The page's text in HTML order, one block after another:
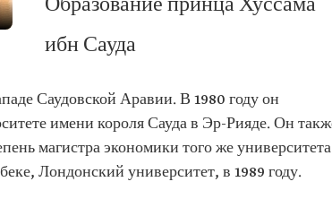
Образование принца Хуссама
ибн Сауда
Саудовской Аравии. В 1980 году он
имени короля Сауда в Эр-Рияде. Он
магистра экономики того же университета
Лондонский университет, в 1989 году.